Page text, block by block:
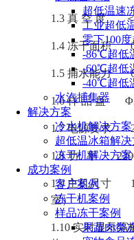
超低温速
工业超低
零下100
-86℃超低
-60℃超低
-40℃超低
水汽捕集器
解决方案
冷水机解决方案
超低温冰箱解决
冻干机解决方案
成功案例
客户案例
冻干机案例
样品冻干案例
果蔬肉类
1.3 真 空 度
1.4 冻干面积
1.5 捕水能力
1.6样 品 盘
1.7电源要求
1.8功 率 22
1.9 主机尺寸
室）
1.10实时显示隔